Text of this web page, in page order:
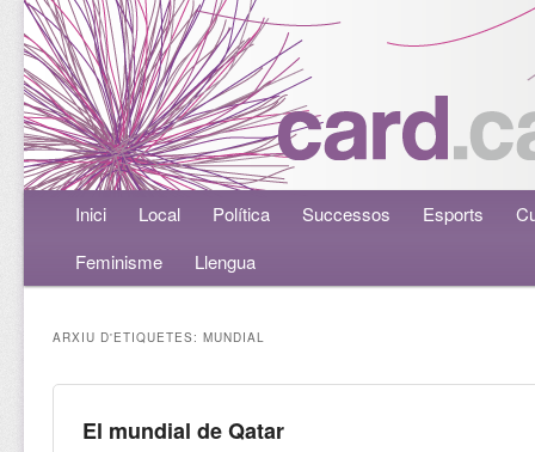
Menú principalAneu al contingut principal
Aneu al contingut secundari
Inici Local Política Successos Esports
Feminisme
Llengua
ARXIU D'ETIQUETES:MUNDIAL
El mundial de Qatar